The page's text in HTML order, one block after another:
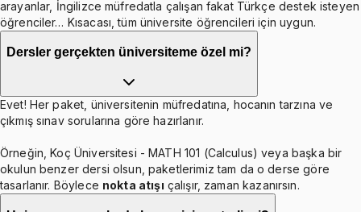
arayanlar, İngilizce müfredatla çalışan fakat Türkçe destek isteyen
öğrenciler… Kısacası, tüm üniversite öğrencileri için uygun.
Dersler gerçekten üniversiteme özel mi?
Evet! Her paket, üniversitenin müfredatına, hocanın tarzına ve
çıkmış sınav sorularına göre hazırlanır.
Örneğin, Koç Üniversitesi - MATH 101 (Calculus) veya başka bir
okulun benzer dersi olsun, paketlerimiz tam da o derse göre
tasarlanır. Böylece nokta atışı çalışır, zaman kazanırsın.